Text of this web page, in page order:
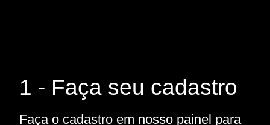
1 - Faça seu cadastro
Faça o cadastro em nosso painel para